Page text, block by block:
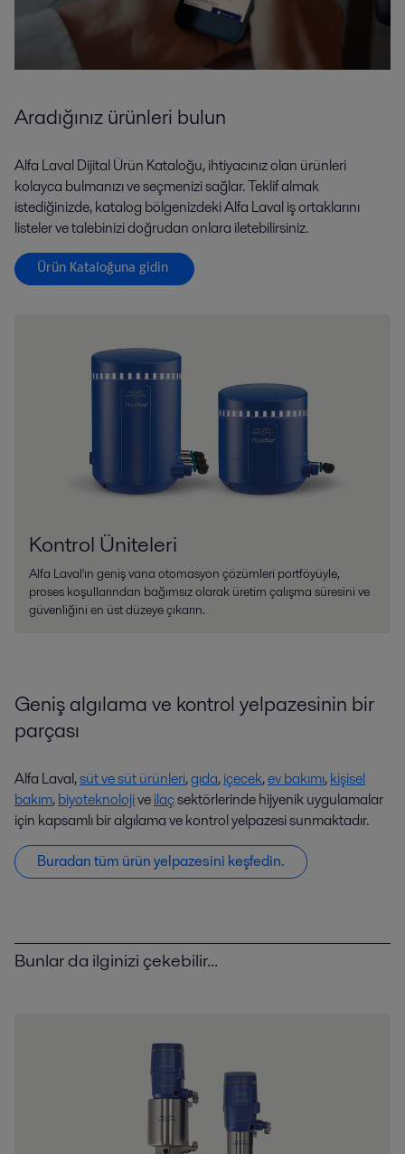
Aradığınız ürünleri bulun
Alfa Laval Dijital Ürün Kataloğu, ihtiyacınız olan ürünleri
kolayca bulmanızı ve seçmenizi sağlar. Teklif almak
istediğinizde, katalog bölgenizdeki Alfa Laval iş ortaklarını
listeler ve talebinizi doğrudan onlara iletebilirsiniz.
Ürün Kataloğuna gidin
Kontrol Üniteleri
Alfa Laval'ın geniş vana otomasyon çözümleri portföyüyle,
proses koşullarından bağımsız olarak üretim çalışma süresini ve
güvenliğini en üst düzeye çıkarın.
Geniş algılama ve kontrol yelpazesinin bir
parçası
Alfa Laval,süt ve süt ürünleri,gıda,içecek,ev bakımı,kişisel
bakım,biyoteknolojiveilaçsektörlerinde hijyenik uygulamalar
için kapsamlı bir algılama ve kontrol yelpazesi sunmaktadır.
Buradan tüm ürün yelpazesini keşfedin.
Bunlar da ilginizi çekebilir...